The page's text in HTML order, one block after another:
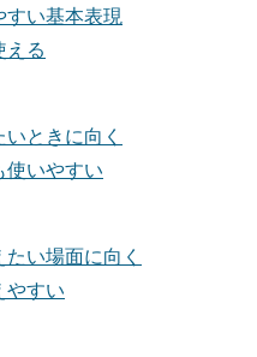
い基本表現
える
ときに向く
使いやすい
い場面に向く
やすい